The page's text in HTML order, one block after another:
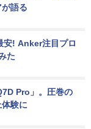
語る
安! Anker注目プロ
た
Pro」。圧巻の
験に